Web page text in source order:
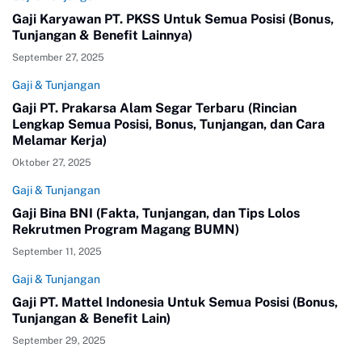
Gaji Karyawan PT. PKSS Untuk Semua Posisi (Bonus,
Tunjangan & Benefit Lainnya)
September 27, 2025
Gaji & Tunjangan
Gaji PT. Prakarsa Alam Segar Terbaru (Rincian
Lengkap Semua Posisi, Bonus, Tunjangan, dan Cara
Melamar Kerja)
Oktober 27, 2025
Gaji & Tunjangan
Gaji Bina BNI (Fakta, Tunjangan, dan Tips Lolos
Rekrutmen Program Magang BUMN)
September 11, 2025
Gaji & Tunjangan
Gaji PT. Mattel Indonesia Untuk Semua Posisi (Bonus,
Tunjangan & Benefit Lain)
September 29, 2025